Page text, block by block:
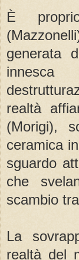
È
generata
realtà
(Morigi),
ceramica
sguardo
che
scambio
La
realtà del